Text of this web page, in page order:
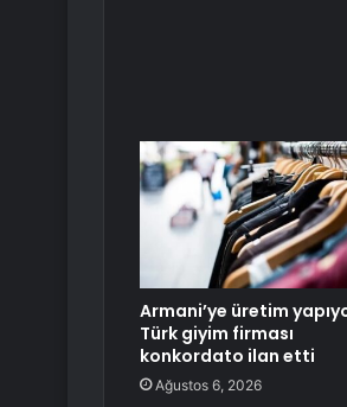
Armani’ye üretim
Türk giyim firması
konkordato ilan etti
Ağustos 6, 2026